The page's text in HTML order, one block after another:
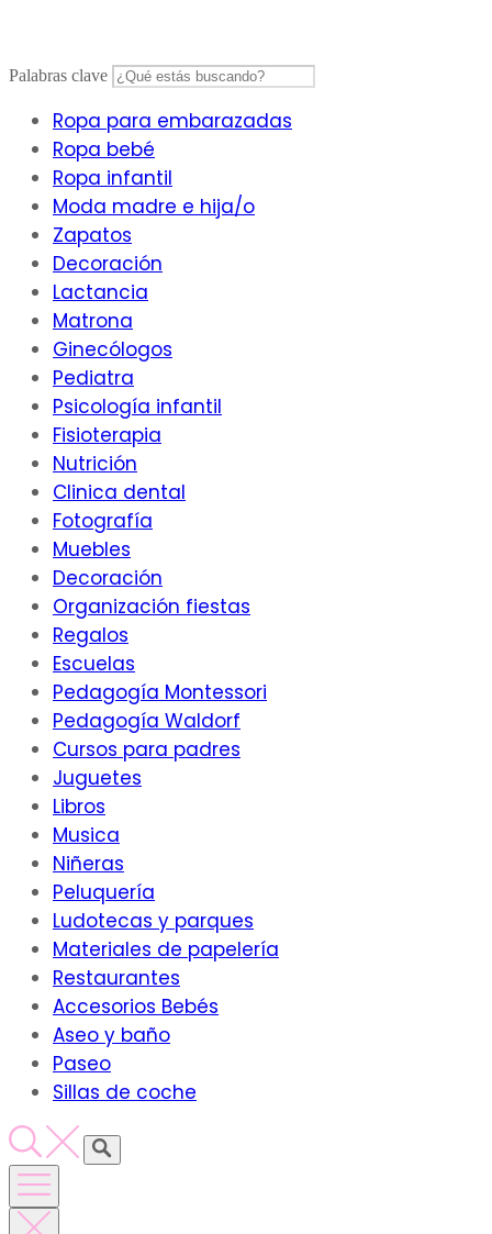
Palabras clave
Ropa para embarazadas
Ropa bebé
Ropa infantil
Moda madre e hija/o
Zapatos
Decoración
Lactancia
Matrona
Ginecólogos
Pediatra
Psicología infantil
Fisioterapia
Nutrición
Clinica dental
Fotografía
Muebles
Decoración
Organización fiestas
Regalos
Escuelas
Pedagogía Montessori
Pedagogía Waldorf
Cursos para padres
Juguetes
Libros
Musica
Niñeras
Peluquería
Ludotecas y parques
Materiales de papelería
Restaurantes
Accesorios Bebés
Aseo y baño
Paseo
Sillas de coche